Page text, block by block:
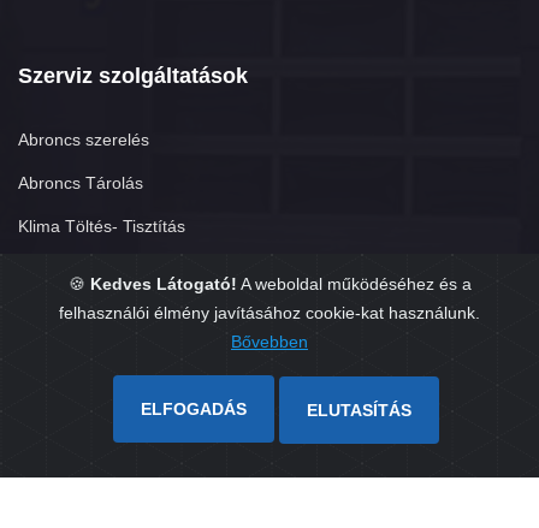
🍪 Kedves Látogató! A weboldal működéséhez és a
felhasználói élmény javításához cookie-kat használunk.
Bővebben
ELFOGADÁS ELUTASÍTÁS
Szerviz szolgáltatások
Abroncs szerelés
Abroncs Tárolás
Klima Töltés- Tisztítás
TPMS